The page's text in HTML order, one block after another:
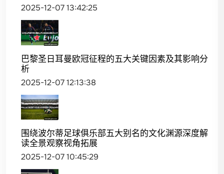
2025-12-07 13:42:25
巴黎圣日耳曼欧冠征程的五大关键因素及其影响分
析
2025-12-07 12:13:38
围绕波尔蒂足球俱乐部五大别名的文化渊源深度解
读全景观察视角拓展
2025-12-07 10:45:29